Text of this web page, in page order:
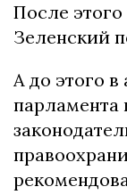
После
Зеленский
А до этого в
парламента